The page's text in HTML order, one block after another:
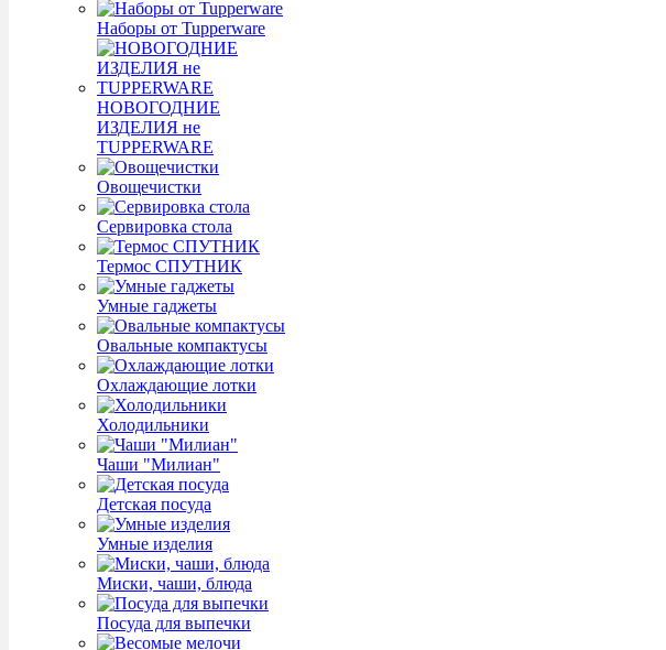
Наборы от Tupperware
НОВОГОДНИЕ
ИЗДЕЛИЯ не
TUPPERWARE
Овощечистки
Сервировка стола
Термос СПУТНИК
Умные гаджеты
Овальные компактусы
Охлаждающие лотки
Холодильники
Чаши "Милиан"
Детская посуда
Умные изделия
Миски, чаши, блюда
Посуда для выпечки